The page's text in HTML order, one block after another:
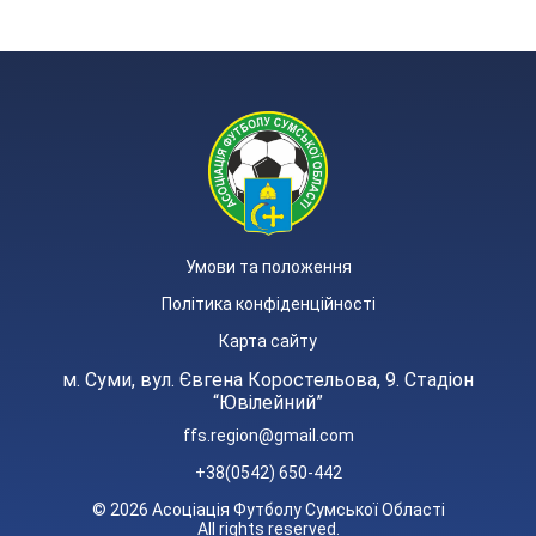
Умови та положення
Політика конфіденційності
Карта сайту
м. Суми, вул. Євгена Коростельова, 9. Стадіон
“Ювілейний”
ffs.region@gmail.com
+38(0542) 650-442
© 2026 Асоціація Футболу Сумської Області
All rights reserved.